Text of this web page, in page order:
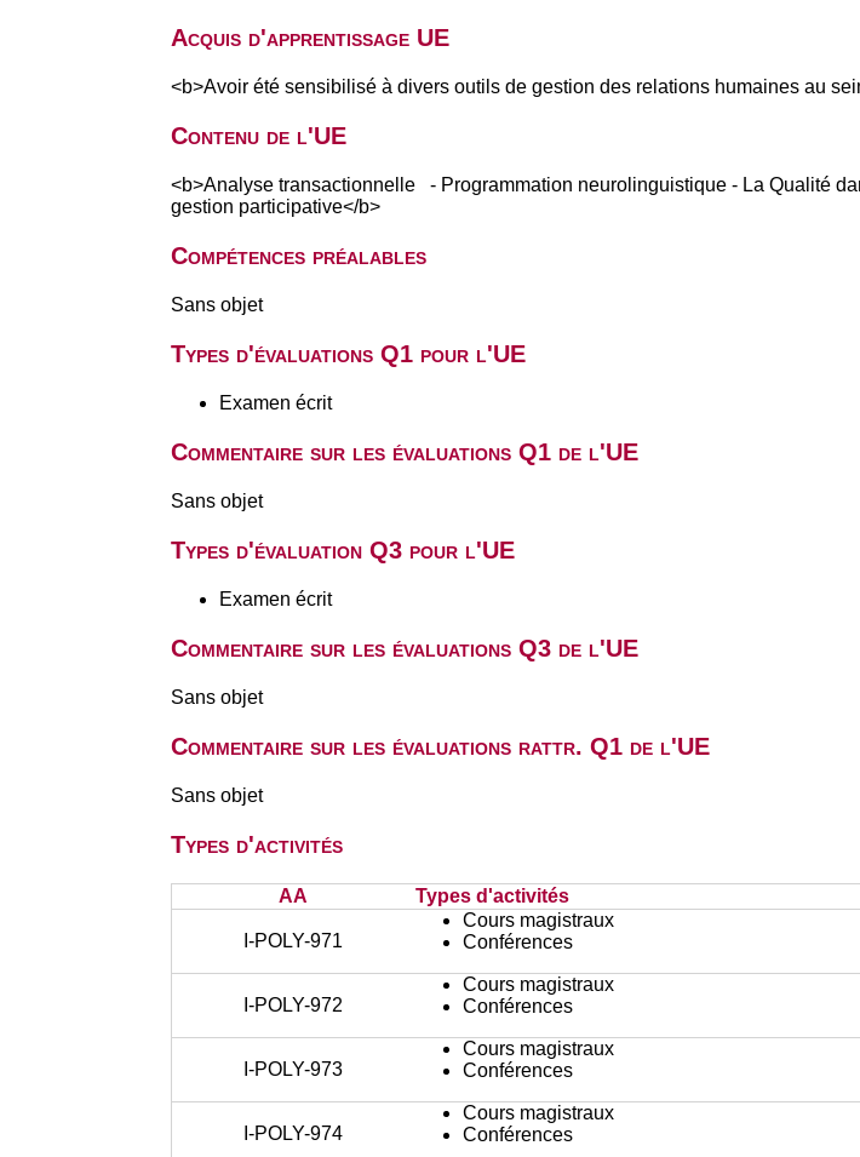
Acquis d'apprentissage UE
<b>Avoir été sensibilisé à divers outils de gestion des relations humaines au
Contenu de l'UE
<b>Analyse transactionnelle - Programmation neurolinguistique - La Qualité
gestion participative</b>
Compétences préalables
Sans objet
Types d'évaluations Q1 pour l'UE
Examen écrit
Commentaire sur les évaluations Q1 de l'UE
Sans objet
Types d'évaluation Q3 pour l'UE
Examen écrit
Commentaire sur les évaluations Q3 de l'UE
Sans objet
Commentaire sur les évaluations rattr. Q1 de l'UE
Sans objet
Types d'activités
AA Types d'activités
I-POLY-971
Cours magistraux
Conférences
I-POLY-972
Cours magistraux
Conférences
I-POLY-973
Cours magistraux
Conférences
I-POLY-974
Cours magistraux
Conférences